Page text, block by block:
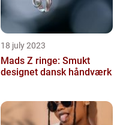
18 july 2023
Mads Z ringe: Smukt
designet dansk håndværk